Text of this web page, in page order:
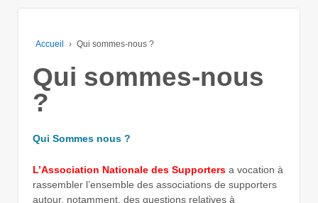
Accueil › Qui sommes-nous ?
Qui sommes-nous
?
Qui Sommes nous ?
L’Association Nationale des Supporters a vocation à
rassembler l’ensemble des associations de supporters
autour, notamment, des questions relatives à